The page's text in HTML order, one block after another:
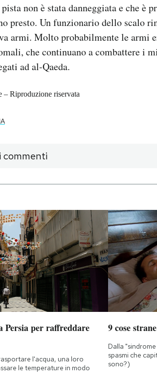
non è stata danneggiata e che è
presto. Un funzionario dello scalo
armi. Molto probabilmente le armi
che continuano a combattere i
ad al-Qaeda.
Riproduzione riservata
commenti
Persia per raffreddare
l'acqua, una loro
le temperature in modo
9 cose
Dalla
spasmi che
sono?)